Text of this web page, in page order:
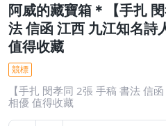
阿威的藏寶箱＊【手扎
法 信函 江西 九江知名詩
值得收藏
競標
【手扎 閔孝同 2張 手稿 書法 信
相優 值得收藏